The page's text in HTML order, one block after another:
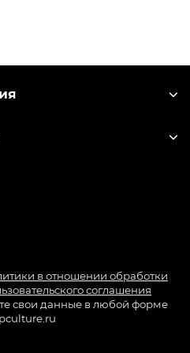
в отношении обработки
соглашения
свои данные в любой форме